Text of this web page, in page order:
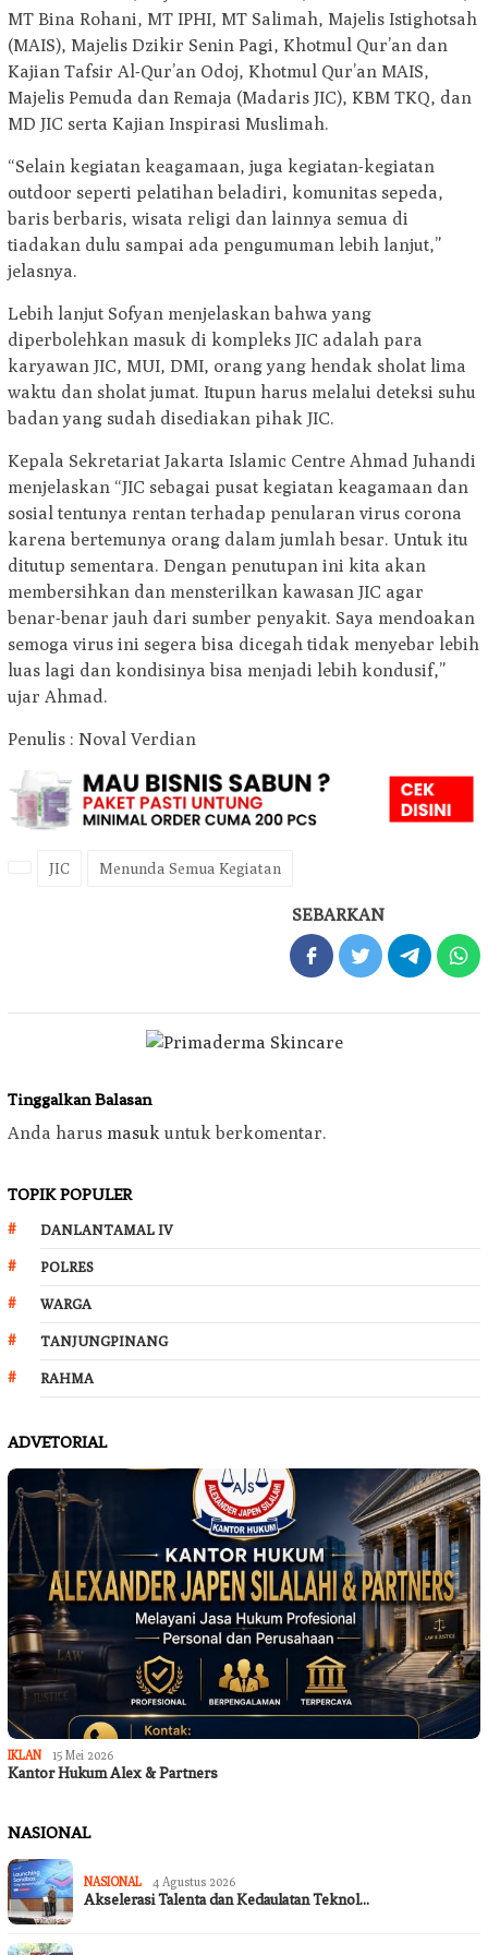
MT Bina Rohani, MT IPHI, MT Salimah, Majelis Istighotsah
(MAIS), Majelis Dzikir Senin Pagi, Khotmul Qur’an dan
Kajian Tafsir Al-Qur’an Odoj, Khotmul Qur’an MAIS,
Majelis Pemuda dan Remaja (Madaris JIC), KBM TKQ, dan
MD JIC serta Kajian Inspirasi Muslimah.
“Selain kegiatan keagamaan, juga kegiatan-kegiatan
outdoor seperti pelatihan beladiri, komunitas sepeda,
baris berbaris, wisata religi dan lainnya semua di
tiadakan dulu sampai ada pengumuman lebih lanjut,”
jelasnya.
Lebih lanjut Sofyan menjelaskan bahwa yang
diperbolehkan masuk di kompleks JIC adalah para
karyawan JIC, MUI, DMI, orang yang hendak sholat lima
waktu dan sholat jumat. Itupun harus melalui deteksi suhu
badan yang sudah disediakan pihak JIC.
Kepala Sekretariat Jakarta Islamic Centre Ahmad Juhandi
menjelaskan “JIC sebagai pusat kegiatan keagamaan dan
sosial tentunya rentan terhadap penularan virus corona
karena bertemunya orang dalam jumlah besar. Untuk itu
ditutup sementara. Dengan penutupan ini kita akan
membersihkan dan mensterilkan kawasan JIC agar
benar-benar jauh dari sumber penyakit. Saya mendoakan
semoga virus ini segera bisa dicegah tidak menyebar lebih
luas lagi dan kondisinya bisa menjadi lebih kondusif,”
ujar Ahmad.
Penulis : Noval Verdian
JIC Menunda Semua Kegiatan
SEBARKAN
Tinggalkan Balasan
Anda harus masuk untuk berkomentar.
TOPIK POPULER
DANLANTAMAL IV
POLRES
WARGA
TANJUNGPINANG
RAHMA
ADVETORIAL
IKLAN 15 Mei 2026
Kantor Hukum Alex & Partners
NASIONAL
NASIONAL 4 Agustus 2026
Akselerasi Talenta dan Kedaulatan Teknol…